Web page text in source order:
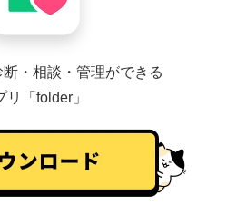
・相談・管理ができる
リ「folder」